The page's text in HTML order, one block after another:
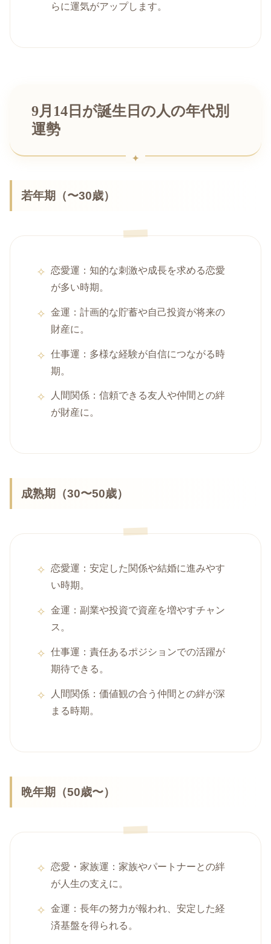
らに運気がアップします。
9月14日が誕生日の人の年代別
運勢
若年期（〜30歳）
恋愛運：知的な刺激や成長を求める恋愛
が多い時期。
金運：計画的な貯蓄や自己投資が将来の
財産に。
仕事運：多様な経験が自信につながる時
期。
人間関係：信頼できる友人や仲間との絆
が財産に。
成熟期（30〜50歳）
恋愛運：安定した関係や結婚に進みやす
い時期。
金運：副業や投資で資産を増やすチャン
ス。
仕事運：責任あるポジションでの活躍が
期待できる。
人間関係：価値観の合う仲間との絆が深
まる時期。
晩年期（50歳〜）
恋愛・家族運：家族やパートナーとの絆
が人生の支えに。
金運：長年の努力が報われ、安定した経
済基盤を得られる。